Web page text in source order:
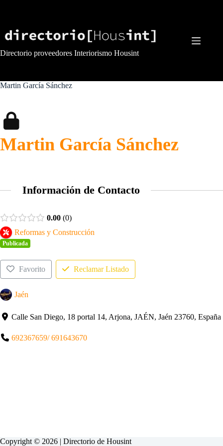
Directorio proveedores Interiorismo Housint
Martin García Sánchez
Martin García Sánchez
Información de Contacto
0.00 0
Reformas y Construcción
Publicada
Favorito Reclamar Listado
Jaén
Calle San Diego, 18 portal 14, Arjona, JAÉN, Jaén 23760, España
692367659/ 691643670
Copyright © 2026 | Directorio de Housint